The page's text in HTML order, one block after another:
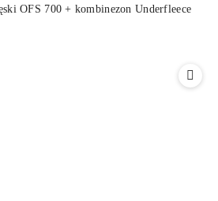
OFS 700 + kombinezon Underfleece